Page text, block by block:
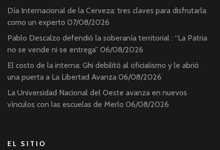
Día Internacional de la Cerveza: tres claves para disfrutarla
como un experto 07/08/2026
Pablo Descalzo defendió la soberanía territorial : “La Patria
no se vende ni se entrega” 06/08/2026
El costo de la interna: Ghi debilitó al oficialismo y le abrió
una puerta a La Libertad Avanza 06/08/2026
La Universidad Nacional del Oeste avanza en nuevos
vínculos con las escuelas de Merlo 06/08/2026
EL SITIO